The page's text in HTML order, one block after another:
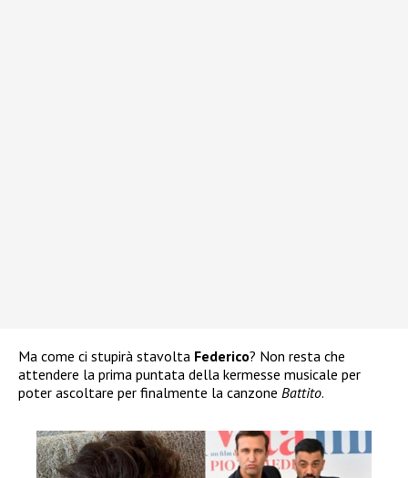
Ma come ci stupirà stavolta Federico? Non resta che
attendere la prima puntata della kermesse musicale per
poter ascoltare per finalmente la canzone Battito.